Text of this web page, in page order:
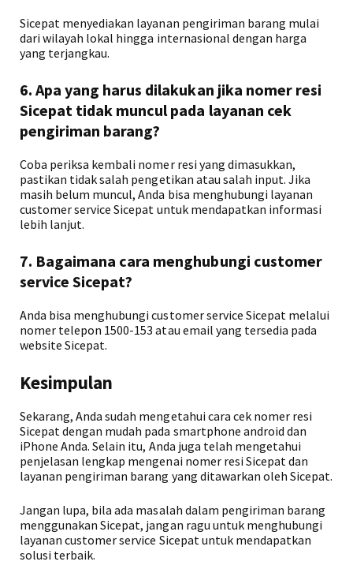
Sicepat menyediakan layanan pengiriman barang mulai
dari wilayah lokal hingga internasional dengan harga
yang terjangkau.
6. Apa yang harus dilakukan jika nomer resi
Sicepat tidak muncul pada layanan cek
pengiriman barang?
Coba periksa kembali nomer resi yang dimasukkan,
pastikan tidak salah pengetikan atau salah input. Jika
masih belum muncul, Anda bisa menghubungi layanan
customer service Sicepat untuk mendapatkan informasi
lebih lanjut.
7. Bagaimana cara menghubungi customer
service Sicepat?
Anda bisa menghubungi customer service Sicepat melalui
nomer telepon 1500-153 atau email yang tersedia pada
website Sicepat.
Kesimpulan
Sekarang, Anda sudah mengetahui cara cek nomer resi
Sicepat dengan mudah pada smartphone android dan
iPhone Anda. Selain itu, Anda juga telah mengetahui
penjelasan lengkap mengenai nomer resi Sicepat dan
layanan pengiriman barang yang ditawarkan oleh Sicepat.
Jangan lupa, bila ada masalah dalam pengiriman barang
menggunakan Sicepat, jangan ragu untuk menghubungi
layanan customer service Sicepat untuk mendapatkan
solusi terbaik.